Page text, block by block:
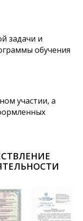
задачи и
обучения
участии, а